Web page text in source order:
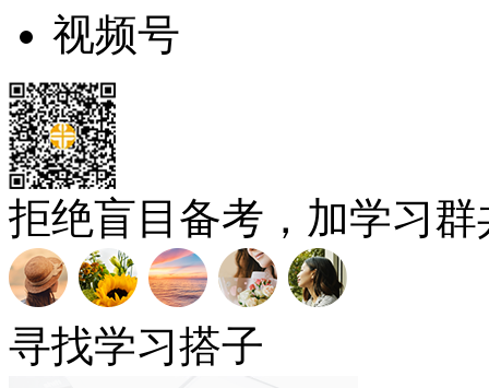
视频号
拒绝盲目备考，加学习
寻找学习搭子